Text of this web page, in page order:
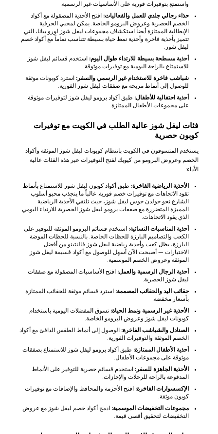
واستمتع بتوفيرات فورية على الأساسيات غير الرسمية.
حذاء رجالي جلدي للعمل والفعاليات: افتح الأحذية المصقولة مع أكواد
الخصم الحصرية وعروض البرومو الخاصة. يمكن لمحبي الحرفية
الإيطالية الممتازة أيضاً استكشاف مجموعات ليفل شوز لورو بيانا، التي
تتميز بأحذية فاخرة وأحذية نمط حياة بسيطة تتناسب تماماً مع أكواد خصم
ليفل شوز.
أحذية مسطحة بسيطة للارتداء طوال اليوم: استخدم قسائم ليفل شوز
للاستمتاع بالراحة اليومية مع توفيرات موثوقة.
شباشب فاخرة للاستخدام غير الرسمي والسفر: استرد كوبونات موثقة
للوصول إلى أنماط مريحة مع صفقات ليفل شوز الفورية.
أحذية احتفالية للأطفال: طبق أكواد برومو ليفل شوز لتوفيرات موثوقة
على مجموعات الأطفال الممتازة.
فئات ليفل شوز عالية الطلب في الكويت مع توفيرات
كوبون حصرية
يستخدم المتسوقون في الكويت بانتظام كوبونات ليفل شوز الموثقة وأكواد
الخصم وعروض البرومو من كيوبك لفتح التوفيرات عبر هذه الفئات عالية
الأداء:
الأحذية الرياضية الفاخرة: طبق أكواد كوبون ليفل شوز للاستمتاع بأنماط
تقود الاتجاهات مع توفيرات خصم فورية. غالباً ما ينجذب محبو أسلوب
الشارع نحو جولدن جوس ليفل شوز، حيث تلتقي الأحذية الرياضية
المميزة المتضررة مع صفقات برومو ليفل شوز الحصرية للارتداء اليومي
الذي يقود الاتجاهات.
أحذية المناسبات النسائية: استخدم قسائم البرومو الموثقة للتوفير على
الكعب والتصاميم البارزة للحظات الخاصة. بالنسبة للحظات الموضة
البارزة، يظل كعب وأحذية رياضية ليفل شوز فالنتينو من أفضل
الاختيارات — أصبحت الآن أسهل للوصول مع أكواد قسيمة ليفل شوز
الموثقة وعروض الخصم الموسمية.
أحذية الرجال الرسمية والعمل: افتح الأساسيات المصقولة مع صفقات
ليفل شوز الحصرية.
حقائب اليد والحقائب المصممة: استرد قسائم موثقة للحقائب الممتازة
بأسعار مخفضة.
الأحذية غير الرسمية ونمط الحياة: تسوق المفضلات اليومية باستخدام
كوبونات ليفل شوز وعروض البرومو الخاصة.
الصنادل والشباشب الفاخرة: الوصول إلى أنماط الطقس الدافئ مع أكواد
الخصم الموثقة والتوفيرات الفورية.
أحذية الأطفال الممتازة: طبق أكواد برومو ليفل شوز للاستمتاع بصفقات
موثوقة على مجموعات الأطفال.
الأحذية الجاهزة للسفر: استخدم قسائم حصرية للتوفير على الأنماط
المدفوعة بالراحة للرحلات والإجازات.
الإكسسوارات الفاخرة: افتح الأحزمة والمحافظ والإضافات مع توفيرات
كوبون موثقة.
مجموعات التخفيضات الموسمية: ادمج أكواد خصم ليفل شوز مع عروض
التخفيضات لتحقيق أقصى قيمة.